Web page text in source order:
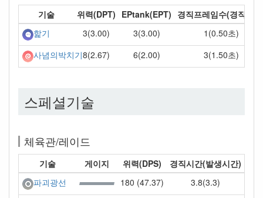
기술 위력(DPT) EPtank(EPT) 경직프레임수(경직시
핥기
3(3.00) 3(3.00)
1(0.50초)
사념의박치기8(2.67) 6(2.00) 3(1.50초)
스페셜기술
체육관/레이드
기술 게이지 위력(DPS)
경직시간(발생시간)
파괴광선
180 (47.37)
3.8(3.3)